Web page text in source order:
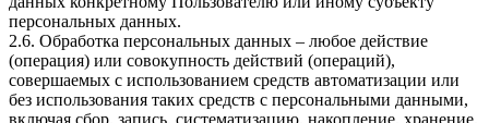
персональных данных.
2.6. Обработка персональных данных – любое действие
(операция) или совокупность действий (операций),
совершаемых с использованием средств автоматизации или
без использования таких средств с персональными данными,